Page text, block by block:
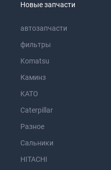
Новые запчасти
автозапчасти
фильтры
Komatsu
Каминз
KATO
Caterpillar
Разное
Сальники
HITACHI